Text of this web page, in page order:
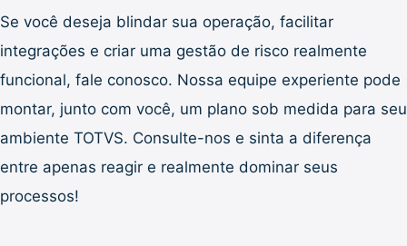
Se você deseja blindar sua operação, facilitar
integrações e criar uma gestão de risco realmente
funcional, fale conosco. Nossa equipe experiente pode
montar, junto com você, um plano sob medida para seu
ambiente TOTVS. Consulte-nos e sinta a diferença
entre apenas reagir e realmente dominar seus
processos!